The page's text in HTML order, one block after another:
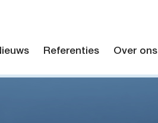
Referenties Over ons